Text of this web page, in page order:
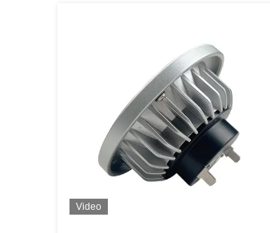
Video